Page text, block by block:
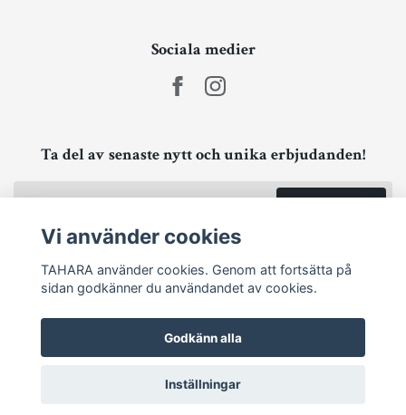
Sociala medier
Ta del av senaste nytt och unika erbjudanden!
© 2026 TAHARA
Vi använder cookies
TAHARA använder cookies. Genom att fortsätta på
sidan godkänner du användandet av cookies.
Godkänn alla
Inställningar